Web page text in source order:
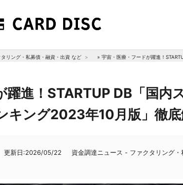
リング・私募債・融資・出資 など » 宇宙・医療・フードが躍進！
躍進！STARTUP DB「国内
キング2023年10月版」徹
新日:2026/05/22
資金調達ニュース - ファクタリング・